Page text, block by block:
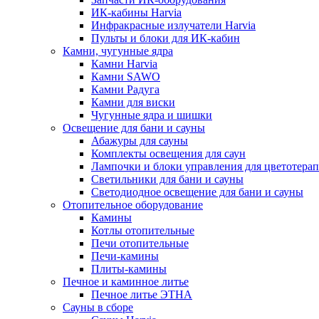
ИК-кабины Harvia
Инфракрасные излучатели Harvia
Пульты и блоки для ИК-кабин
Камни, чугунные ядра
Камни Harvia
Камни SAWO
Камни Радуга
Камни для виски
Чугунные ядра и шишки
Освещение для бани и сауны
Абажуры для сауны
Комплекты освещения для саун
Лампочки и блоки управления для
Светильники для бани и сауны
Светодиодное освещение для бани и сауны
Отопительное оборудование
Камины
Котлы отопительные
Печи отопительные
Печи-камины
Плиты-камины
Печное и каминное литье
Печное литье ЭТНА
Сауны в сборе